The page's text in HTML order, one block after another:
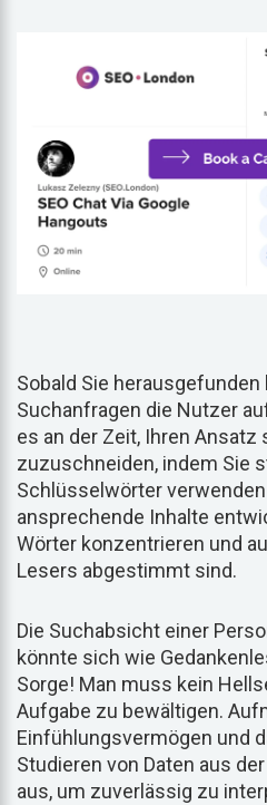
Sobald Sie
Suchanfragen die Nutzer
es an der Zeit, Ihren
zuzuschneiden, indem Sie
Schlüsselwörter
ansprechende Inhalte
Wörter konzentrieren und
Lesers abgestimmt sind.
Die Suchabsicht einer
könnte sich wie
Sorge! Man muss kein
Aufgabe zu bewältigen.
Einfühlungsvermögen und
Studieren von Daten aus
aus, um zuverlässig zu